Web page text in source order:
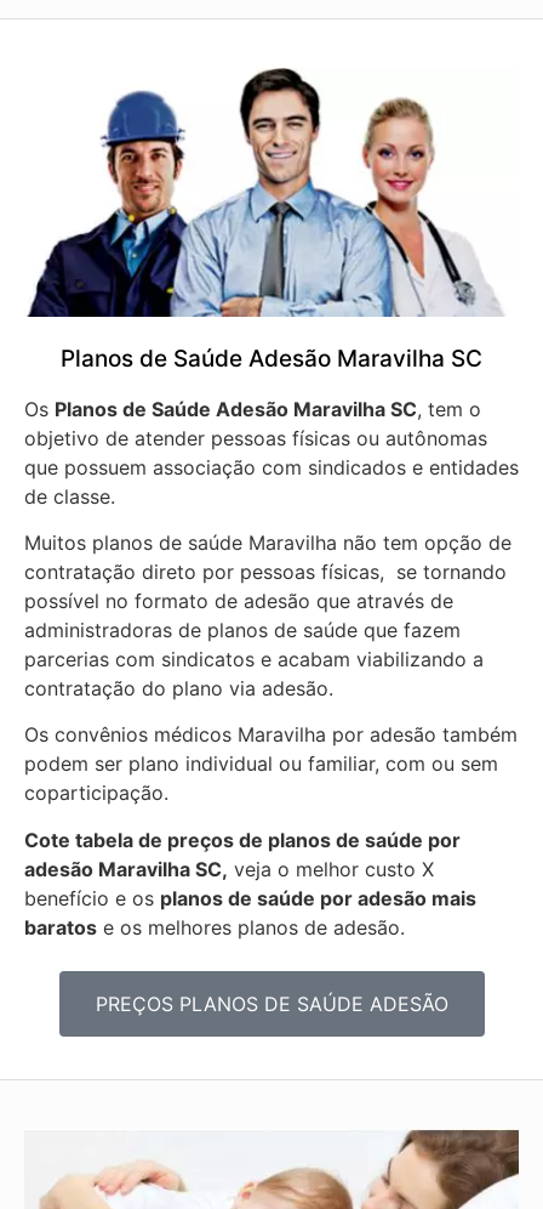
Planos de Saúde Adesão Maravilha SC
Os Planos de Saúde Adesão Maravilha SC, tem o
objetivo de atender pessoas físicas ou autônomas
que possuem associação com sindicados e entidades
de classe.
Muitos planos de saúde Maravilha não tem opção de
contratação direto por pessoas físicas, se tornando
possível no formato de adesão que através de
administradoras de planos de saúde que fazem
parcerias com sindicatos e acabam viabilizando a
contratação do plano via adesão.
Os convênios médicos Maravilha por adesão também
podem ser plano individual ou familiar, com ou sem
coparticipação.
Cote tabela de preços de planos de saúde por
adesão Maravilha SC, veja o melhor custo X
benefício e os planos de saúde por adesão mais
baratos e os melhores planos de adesão.
PREÇOS PLANOS DE SAÚDE ADESÃO